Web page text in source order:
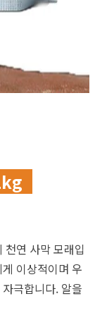
천연 사막 모래입
이상적이며 우
극합니다. 알을